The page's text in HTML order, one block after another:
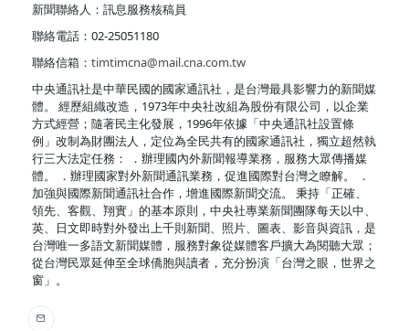
新聞聯絡人：訊息服務核稿員
聯絡電話：02-25051180
聯絡信箱： timtimcna@mail.cna.com.tw
中央通訊社是中華民國的國家通訊社，是台灣最具影響力的新聞媒
體。 經歷組織改造，1973年中央社改組為股份有限公司，以企業
方式經營；隨著民主化發展，1996年依據「中央通訊社設置條
例」改制為財團法人，定位為全民共有的國家通訊社，獨立超然執
行三大法定任務： ．辦理國內外新聞報導業務，服務大眾傳播媒
體。 ．辦理國家對外新聞通訊業務，促進國際對台灣之瞭解。 ．
加強與國際新聞通訊社合作，增進國際新聞交流。 秉持「正確、
領先、客觀、翔實」的基本原則，中央社專業新聞團隊每天以中、
英、日文即時對外發出上千則新聞、照片、圖表、影音與資訊，是
台灣唯一多語文新聞媒體，服務對象從媒體客戶擴大為閱聽大眾；
從台灣民眾延伸至全球僑胞與讀者，充分扮演「台灣之眼，世界之
窗」。